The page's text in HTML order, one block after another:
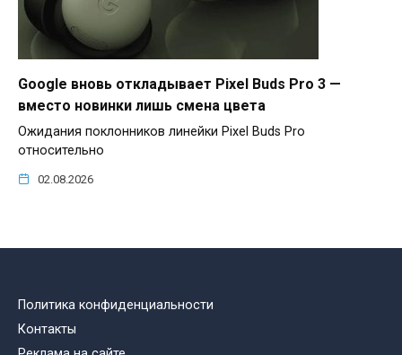
Google вновь откладывает Pixel Buds Pro 3 —
вместо новинки лишь смена цвета
Ожидания поклонников линейки Pixel Buds Pro
относительно
02.08.2026
Политика конфиденциальности
Контакты